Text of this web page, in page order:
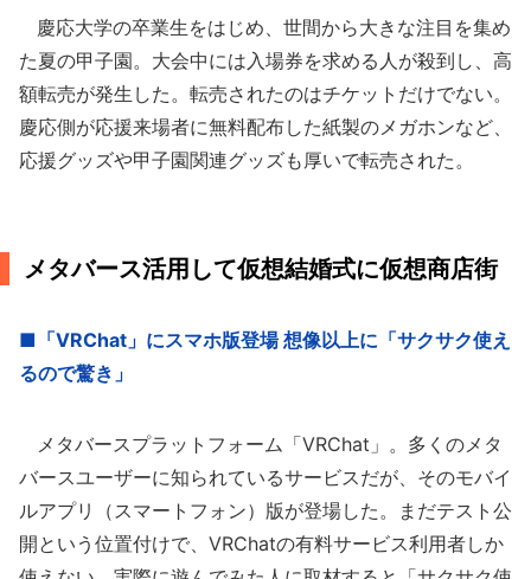
慶応大学の卒業生をはじめ、世間から大きな注目を集め
た夏の甲子園。大会中には入場券を求める人が殺到し、高
額転売が発生した。転売されたのはチケットだけでない。
慶応側が応援来場者に無料配布した紙製のメガホンなど、
応援グッズや甲子園関連グッズも厚いで転売された。
メタバース活用して仮想結婚式に仮想商店街
■「VRChat」にスマホ版登場 想像以上に「サクサク使え
るので驚き」
メタバースプラットフォーム「VRChat」。多くのメタ
バースユーザーに知られているサービスだが、そのモバイ
ルアプリ（スマートフォン）版が登場した。まだテスト公
開という位置付けで、VRChatの有料サービス利用者しか